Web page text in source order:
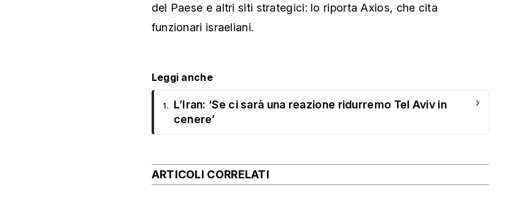
del Paese e altri siti strategici: lo riporta Axios, che cita
funzionari israeliani.
Leggi anche
1.
L’Iran: ‘Se ci sarà una reazione ridurremo Tel Aviv in
cenere’
›
ARTICOLI CORRELATI